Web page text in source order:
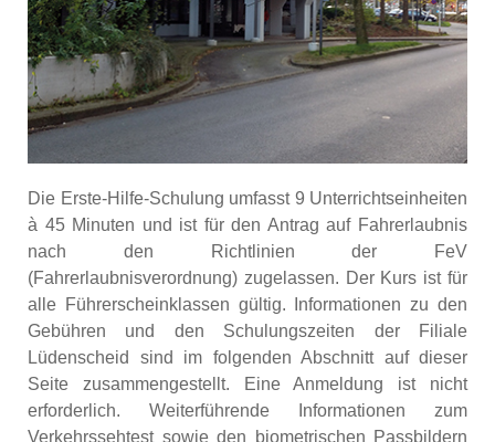
Die Erste-Hilfe-Schulung umfasst 9 Unterrichtseinheiten
à 45 Minuten und ist für den Antrag auf Fahrerlaubnis
nach den Richtlinien der FeV
(Fahrerlaubnisverordnung) zugelassen. Der Kurs ist für
alle Führerscheinklassen gültig. Informationen zu den
Gebühren und den Schulungszeiten der Filiale
Lüdenscheid sind im folgenden Abschnitt auf dieser
Seite zusammengestellt. Eine Anmeldung ist nicht
erforderlich. Weiterführende Informationen zum
Verkehrssehtest sowie den biometrischen Passbildern